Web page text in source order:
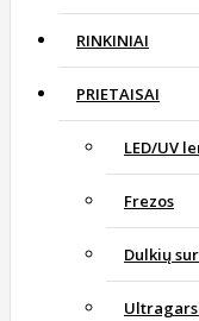
RINKINIAI
PRIETAISAI
LED/UV
Frezos
Dulkių